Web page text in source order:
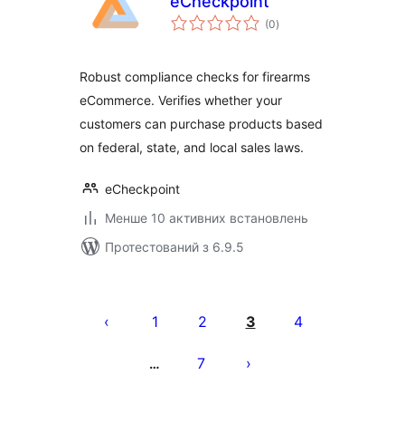
(0загальний
рейтинг
)
Robust compliance checks for firearms
eCommerce. Verifies whether your
customers can purchase products based
on federal, state, and local sales laws.
eCheckpoint
Менше 10 активних встановлень
Протестований з 6.9.5
записів
1 2 3 4
… 7